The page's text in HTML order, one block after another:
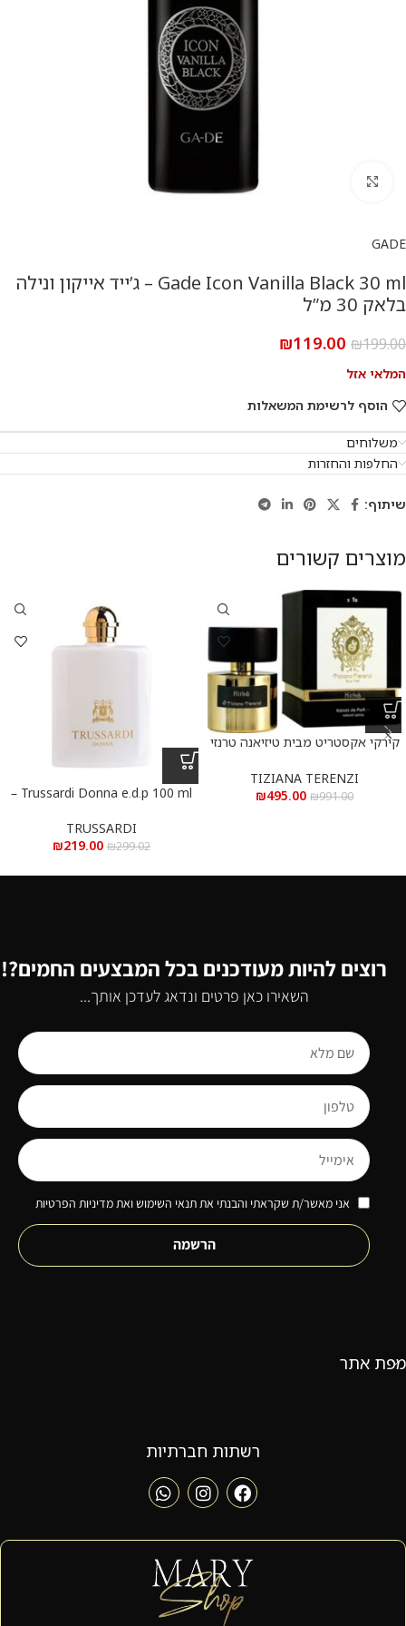
GADE
Gade Icon Vanilla Black 30 ml – ג’ייד אייקון ונילה
בלאק 30 מ”ל
₪199.00
₪119.00
המלאי אזל
הוסף לרשימת המשאלות
משלוחים
החלפות והחזרות
שיתוף:
מוצרים קשורים
קירקי אקסטריט מבית טיזיאנה טרנזי
Parfum 100 ml
TIZIANA TERENZI
₪991.00
₪495.00
Trussardi Donna e.d.p 100 ml –
TRUSSARDI
₪299.02
₪219.00
רוצים להיות מעודכנים בכל המבצעים החמים?!
השאירו כאן פרטים ונדאג לעדכן אותך...
אני מאשר/ת שקראתי והבנתי את תנאי השימוש ואת מדיניות הפרטיות
הרשמה
מפת אתר
רשתות חברתיות